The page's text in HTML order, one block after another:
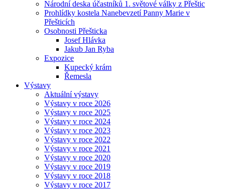
Národní deska účastníků 1. světové války z Přeštic
Prohlídky kostela Nanebevzetí Panny Marie v
Přešticích
Osobnosti Přešticka
Josef Hlávka
Jakub Jan Ryba
Expozice
Kupecký krám
Řemesla
Výstavy
Aktuální výstavy
Výstavy v roce 2026
Výstavy v roce 2025
Výstavy v roce 2024
Výstavy v roce 2023
Výstavy v roce 2022
Výstavy v roce 2021
Výstavy v roce 2020
Výstavy v roce 2019
Výstavy v roce 2018
Výstavy v roce 2017